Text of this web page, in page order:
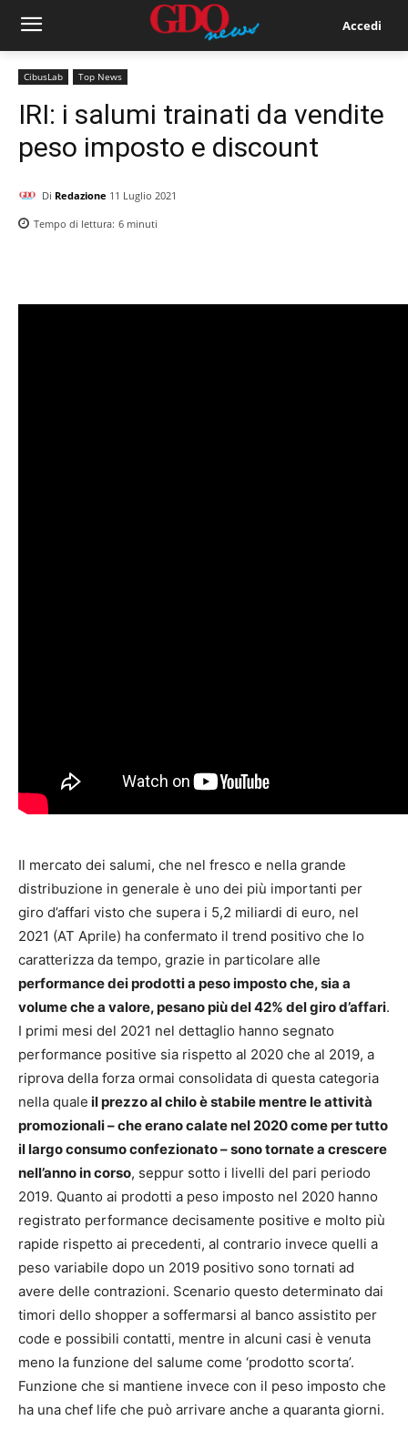
Accedi
CibusLab Top News
IRI: i salumi trainati da vendite
peso imposto e discount
Di Redazione 11 Luglio 2021
Tempo di lettura: 6 minuti
Il mercato dei salumi, che nel fresco e nella grande
distribuzione in generale è uno dei più importanti per
giro d’affari visto che supera i 5,2 miliardi di euro, nel
2021 (AT Aprile) ha confermato il trend positivo che lo
caratterizza da tempo, grazie in particolare alle
performance dei prodotti a peso imposto che, sia a
volume che a valore, pesano più del 42% del giro d’affari.
I primi mesi del 2021 nel dettaglio hanno segnato
performance positive sia rispetto al 2020 che al 2019, a
riprova della forza ormai consolidata di questa categoria
nella quale il prezzo al chilo è stabile mentre le attività
promozionali – che erano calate nel 2020 come per tutto
il largo consumo confezionato – sono tornate a crescere
nell’anno in corso, seppur sotto i livelli del pari periodo
2019. Quanto ai prodotti a peso imposto nel 2020 hanno
registrato performance decisamente positive e molto più
rapide rispetto ai precedenti, al contrario invece quelli a
peso variabile dopo un 2019 positivo sono tornati ad
avere delle contrazioni. Scenario questo determinato dai
timori dello shopper a soffermarsi al banco assistito per
code e possibili contatti, mentre in alcuni casi è venuta
meno la funzione del salume come ‘prodotto scorta’.
Funzione che si mantiene invece con il peso imposto che
ha una chef life che può arrivare anche a quaranta giorni.